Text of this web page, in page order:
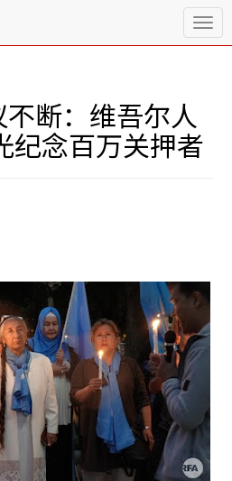
T
o
o
n
断：维吾尔人
纪念百万关押者